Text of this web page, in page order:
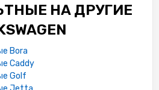
НА ДРУГИЕ
Bora
Caddy
Golf